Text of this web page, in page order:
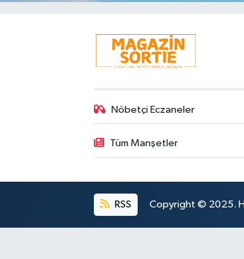
Nöbetçi Eczaneler
Tüm Manşetler
RSS Copyright © 2025.